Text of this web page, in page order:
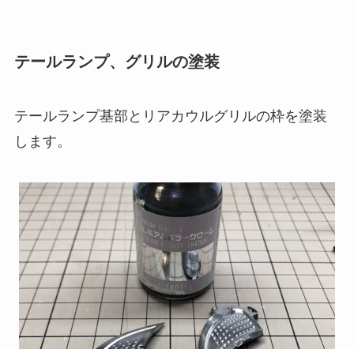
テールランプ、グリルの塗装
テールランプ基部とリアカウルグリルの枠を塗装
します。